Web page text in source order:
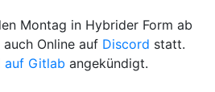
Montag in Hybrider Form ab
Online auf Discord statt.
auf Gitlab angekündigt.